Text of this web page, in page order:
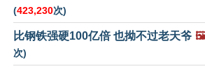
(423,230次)
比钢铁强硬100亿倍 也拗不过老天爷
次)